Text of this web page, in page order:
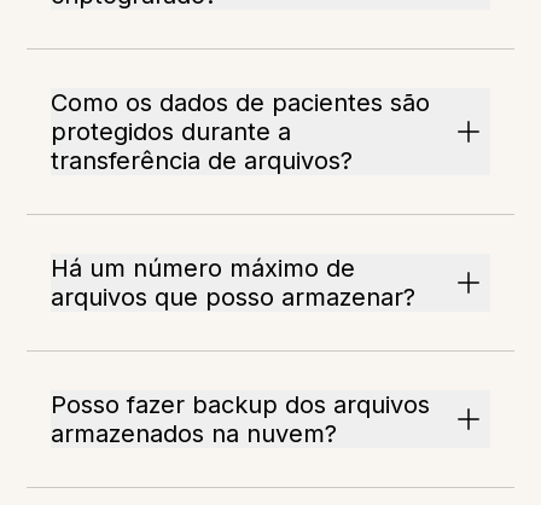
Como os dados de pacientes são
protegidos durante a
transferência de arquivos?
Há um número máximo de
arquivos que posso armazenar?
Posso fazer backup dos arquivos
armazenados na nuvem?